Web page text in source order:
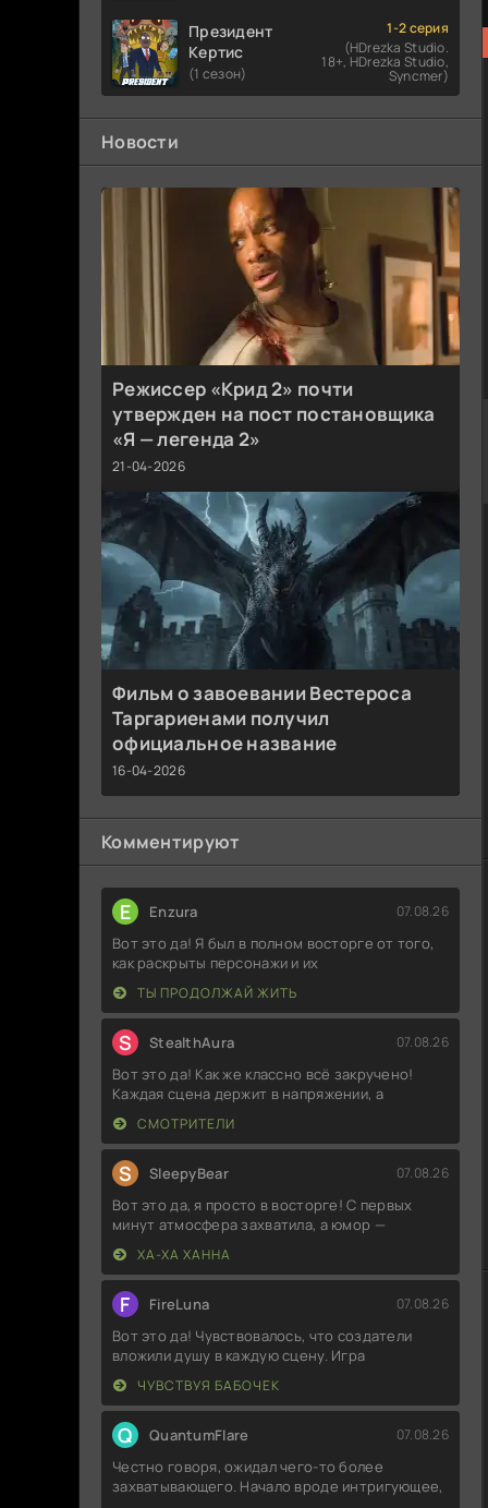
Президент
Кертис
(1 сезон)
1-2 серия
(HDrezka Studio.
18+, HDrezka Studio,
Syncmer)
Новости
Режиссер «Крид 2» почти
утвержден на пост постановщика
«Я — легенда 2»
21-04-2026
Фильм о завоевании Вестероса
Таргариенами получил
официальное название
16-04-2026
Комментируют
E Enzura 07.08.26
Вот это да! Я был в полном восторге от того,
как раскрыты персонажи и их
ТЫ ПРОДОЛЖАЙ ЖИТЬ
S StealthAura 07.08.26
Вот это да! Как же классно всё закручено!
Каждая сцена держит в напряжении, а
СМОТРИТЕЛИ
S SleepyBear 07.08.26
Вот это да, я просто в восторге! С первых
минут атмосфера захватила, а юмор —
ХА-ХА ХАННА
F FireLuna 07.08.26
Вот это да! Чувствовалось, что создатели
вложили душу в каждую сцену. Игра
ЧУВСТВУЯ БАБОЧЕК
Q QuantumFlare 07.08.26
Честно говоря, ожидал чего-то более
захватывающего. Начало вроде интригующее,